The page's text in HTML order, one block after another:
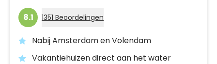
8.1 1351 Beoordelingen
Nabij Amsterdam en Volendam
Vakantiehuizen direct aan het water